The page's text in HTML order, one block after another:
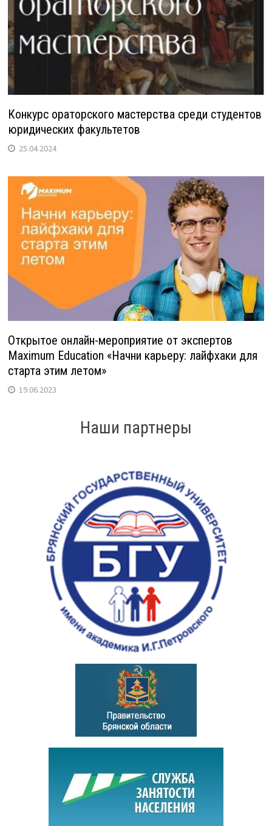
Конкурс ораторского мастерства среди студентов
юридических факультетов
25.04.2024
Открытое онлайн-мероприятие от экспертов
Maximum Education «Начни карьеру: лайфхаки для
старта этим летом»
19.06.2023
Наши партнеры